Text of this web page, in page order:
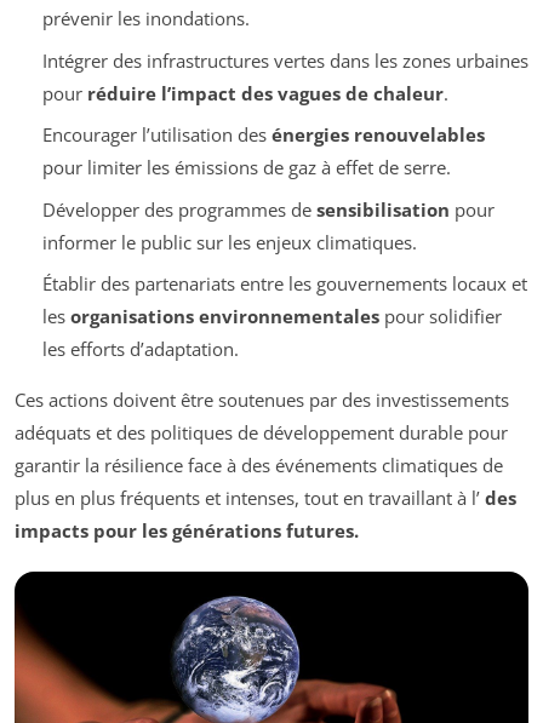
prévenir les inondations.
Intégrer des infrastructures vertes dans les zones urbaines
pour réduire l’impact des vagues de chaleur.
Encourager l’utilisation des énergies renouvelables
pour limiter les émissions de gaz à effet de serre.
Développer des programmes de sensibilisation pour
informer le public sur les enjeux climatiques.
Établir des partenariats entre les gouvernements locaux et
les organisations environnementalespour solidifier
les efforts d’adaptation.
Ces actions doivent être soutenues par des investissements
adéquats et des politiques de développement durable pour
garantir la résilience face à des événements climatiques de
plus en plus fréquents et intenses, tout en travaillant à l’ des
impacts pour les générations futures.